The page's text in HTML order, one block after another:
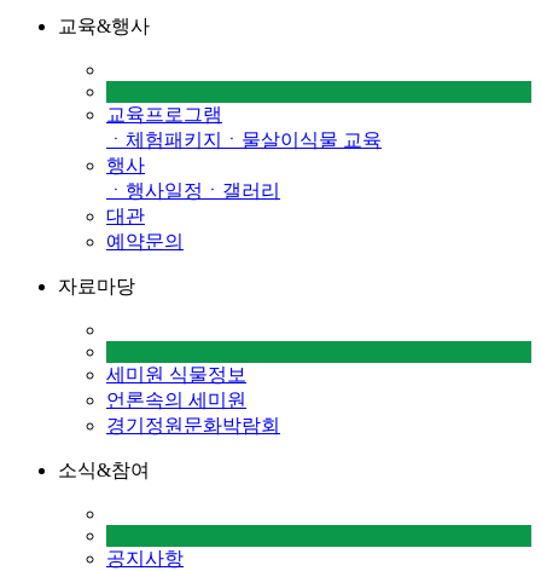
교육&행사
교육프로그램
ㆍ체험패키지
ㆍ물살이식물 교육
행사
ㆍ행사일정 ㆍ갤러리
대관
예약문의
자료마당
세미원 식물정보
언론속의 세미원
경기정원문화박람회
소식&참여
공지사항